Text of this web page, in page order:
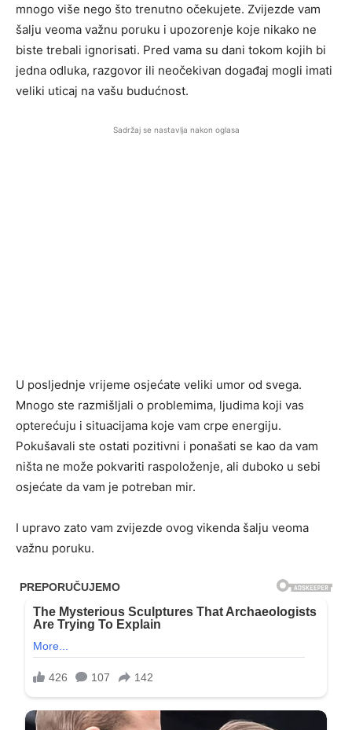
mnogo više nego što trenutno očekujete. Zvijezde vam
šalju veoma važnu poruku i upozorenje koje nikako ne
biste trebali ignorisati. Pred vama su dani tokom kojih bi
jedna odluka, razgovor ili neočekivan događaj mogli imati
veliki uticaj na vašu budućnost.
Sadržaj se nastavlja nakon oglasa
U posljednje vrijeme osjećate veliki umor od svega.
Mnogo ste razmišljali o problemima, ljudima koji vas
opterećuju i situacijama koje vam crpe energiju.
Pokušavali ste ostati pozitivni i ponašati se kao da vam
ništa ne može pokvariti raspoloženje, ali duboko u sebi
osjećate da vam je potreban mir.
I upravo zato vam zvijezde ovog vikenda šalju veoma
važnu poruku.